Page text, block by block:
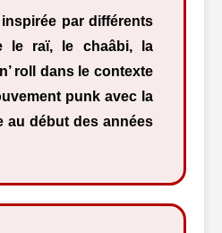
par différents
le raï, le chaâbi, la
roll dans le contexte
punk avec la
au début des années